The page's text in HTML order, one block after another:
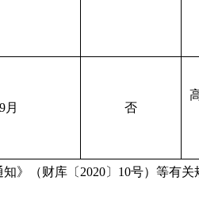
月 否
》（财库〔 2020〕10号）等有